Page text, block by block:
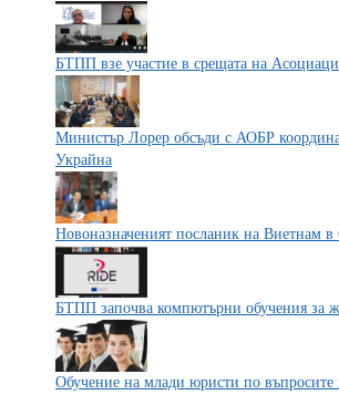
БТПП взе участие в срещата на
Министър Лорер обсъди с АОБР
Украйна
Новоназначеният посланик на Виетнам
БТПП започва компютърни обучения за
Обучение на млади юристи по